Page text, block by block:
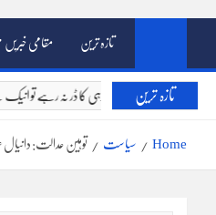
تازہ ترین مقامی خبریں
تازہ ترین
خالق دو جہاں کے سامنے جواب دہی کا ڈر نہ
Home سیاست توہین عدالت: دانیال